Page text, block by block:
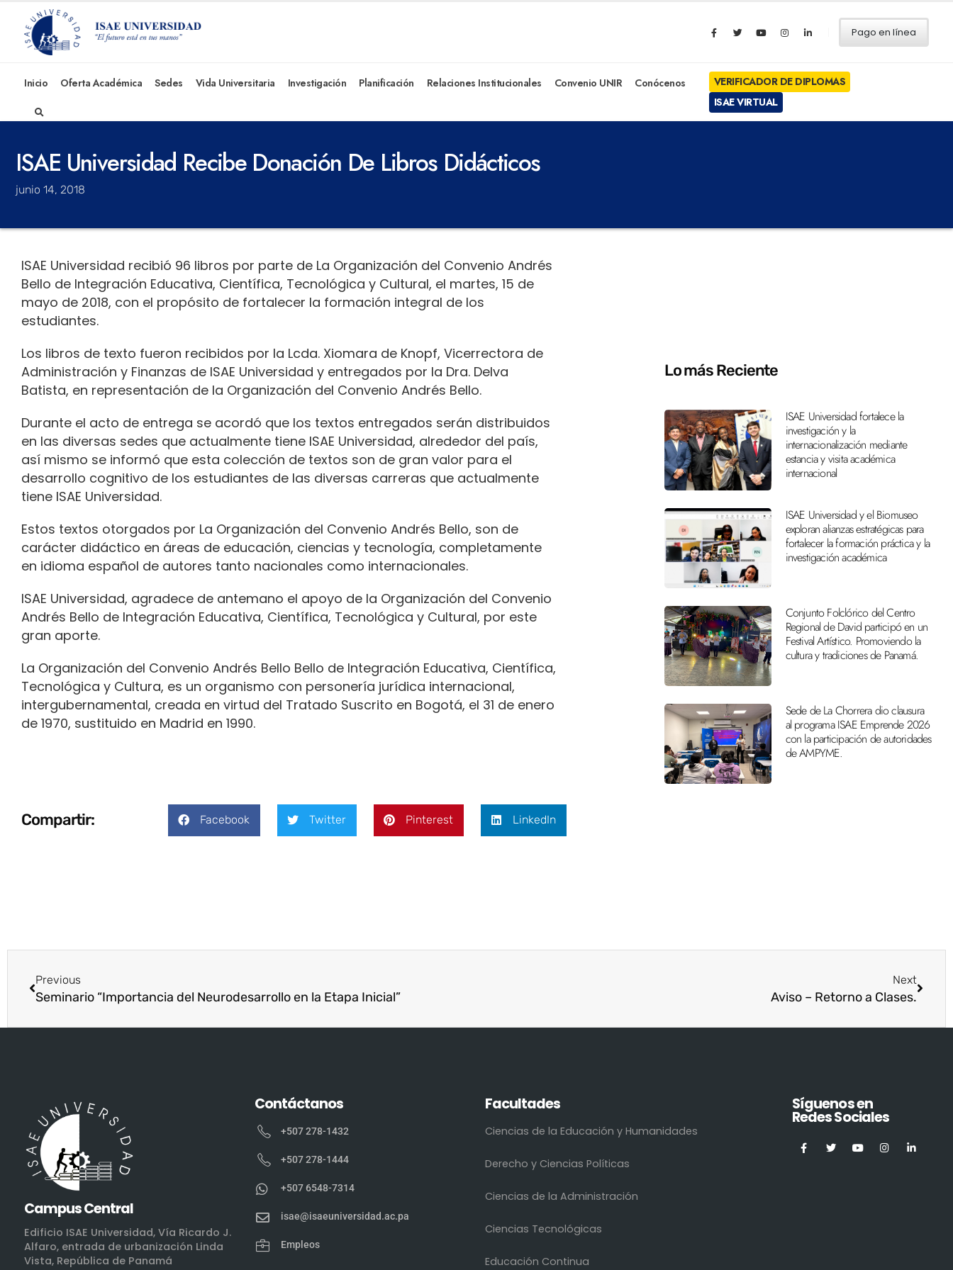
Pago en línea
Inicio Oferta Académica Sedes Vida Universitaria Investigación Planificación Relaciones Institucionales Convenio UNIR Conócenos
VERIFICADOR DE DIPLOMAS
ISAE VIRTUAL
ISAE Universidad Recibe Donación De Libros Didácticos
junio 14, 2018
ISAE Universidad recibió 96 libros por parte de La Organización del Convenio Andrés
Bello de Integración Educativa, Científica, Tecnológica y Cultural, el martes, 15 de
mayo de 2018, con el propósito de fortalecer la formación integral de los
estudiantes.
Los libros de texto fueron recibidos por la Lcda. Xiomara de Knopf, Vicerrectora de
Administración y Finanzas de ISAE Universidad y entregados por la Dra. Delva
Batista, en representación de la Organización del Convenio Andrés Bello.
Durante el acto de entrega se acordó que los textos entregados serán distribuidos
en las diversas sedes que actualmente tiene ISAE Universidad, alrededor del país,
así mismo se informó que esta colección de textos son de gran valor para el
desarrollo cognitivo de los estudiantes de las diversas carreras que actualmente
tiene ISAE Universidad.
Estos textos otorgados por La Organización del Convenio Andrés Bello, son de
carácter didáctico en áreas de educación, ciencias y tecnología, completamente
en idioma español de autores tanto nacionales como internacionales.
ISAE Universidad, agradece de antemano el apoyo de la Organización del Convenio
Andrés Bello de Integración Educativa, Científica, Tecnológica y Cultural, por este
gran aporte.
La Organización del Convenio Andrés Bello Bello de Integración Educativa, Científica,
Tecnológica y Cultura, es un organismo con personería jurídica internacional,
intergubernamental, creada en virtud del Tratado Suscrito en Bogotá, el 31 de enero
de 1970, sustituido en Madrid en 1990.
Compartir: Facebook Twitter Pinterest LinkedIn
Lo más Reciente
ISAE Universidad fortalece la
investigación y la
internacionalización mediante
estancia y visita académica
internacional
ISAE Universidad y el Biomuseo
exploran alianzas estratégicas para
fortalecer la formación práctica y la
investigación académica
Conjunto Folclórico del Centro
Regional de David participó en un
Festival Artístico. Promoviendo la
cultura y tradiciones de Panamá.
Sede de La Chorrera dio clausura
al programa ISAE Emprende 2026
con la participación de autoridades
de AMPYME.
Previous
Seminario “Importancia del Neurodesarrollo en la Etapa Inicial”
Next
Aviso – Retorno a Clases.
Campus Central
Edificio ISAE Universidad, Vía Ricardo J.
Alfaro, entrada de urbanización Linda
Vista, República de Panamá
Contáctanos
+507 278-1432
+507 278-1444
+507 6548-7314
isae@isaeuniversidad.ac.pa
Empleos
Facultades
Ciencias de la Educación y Humanidades
Derecho y Ciencias Políticas
Ciencias de la Administración
Ciencias Tecnológicas
Educación Continua
Síguenos en
Redes Sociales